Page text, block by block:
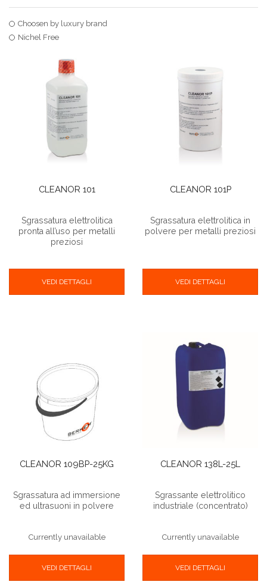
CLEANOR 101
Sgrassatura elettrolitica
pronta all’uso per metalli
preziosi
VEDI DETTAGLI
CLEANOR 101P
Sgrassatura elettrolitica in
polvere per metalli preziosi
VEDI DETTAGLI
CLEANOR 109BP-25KG
Sgrassatura ad immersione
ed ultrasuoni in polvere
Currently unavailable
VEDI DETTAGLI
CLEANOR 138L-25L
Sgrassante elettrolitico
industriale (concentrato)
Currently unavailable
VEDI DETTAGLI
Choosen by luxury brand
Nichel Free